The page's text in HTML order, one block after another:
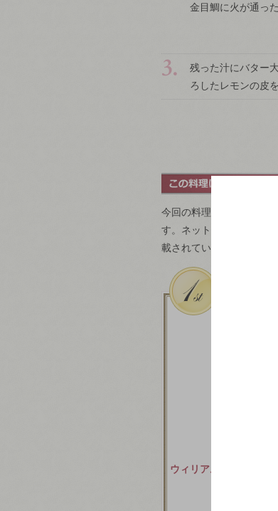
金目鯛に火が通っ
残った汁にバター
ろしたレモンの皮
今回の料理は、金目鯛と
す。ネットで幅広く魚の
載されている数だけで、
ウィリアム フェーブル